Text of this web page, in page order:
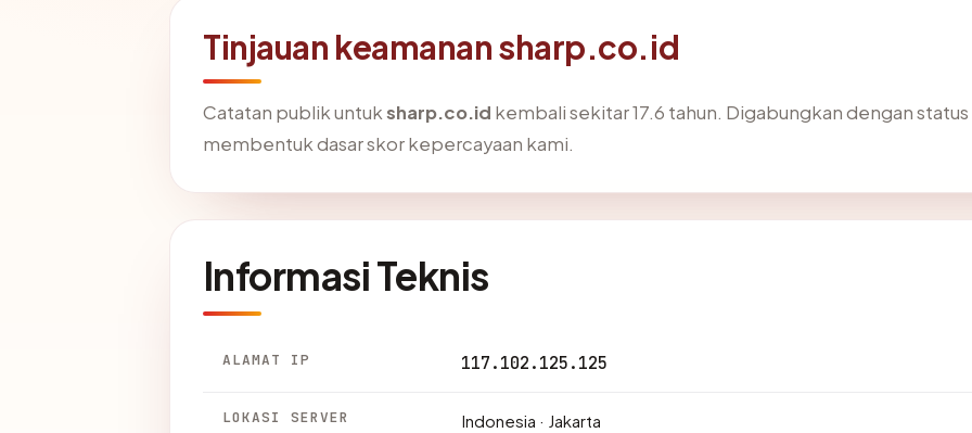
Tinjauan keamanan sharp.co.id
Catatan publik untuksharp.co.id kembali sekitar 17.6 tahun. Digabungkan dengan
membentuk dasar skor kepercayaan kami.
Informasi Teknis
ALAMAT IP 117.102.125.125
LOKASI SERVER Indonesia · Jakarta